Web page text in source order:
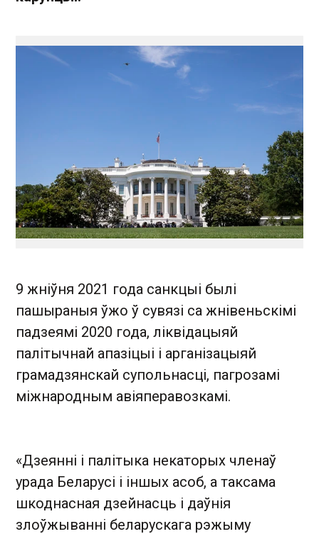
9 жніўня 2021 года санкцыі былі
пашыраныя ўжо ў сувязі са жнівеньскімі
падзеямі 2020 года, ліквідацыяй
палітычнай апазіцыі і арганізацыяй
грамадзянскай супольнасці, пагрозамі
міжнародным авіяперавозкамі.
«Дзеянні і палітыка некаторых членаў
урада Беларусі і іншых асоб, а таксама
шкоднасная дзейнасць і даўнія
злоўжыванні беларускага рэжыму